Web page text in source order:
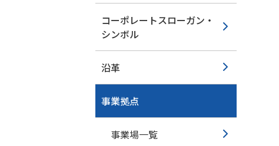
コーポレートスローガン・
シンボル
沿革
事業拠点
事業場一覧